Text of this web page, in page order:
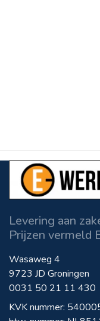
Levering aan
Prijzen vermeld
Wasaweg 4
9723 JD Groningen
0031 50 21 11 430
KVK nummer: